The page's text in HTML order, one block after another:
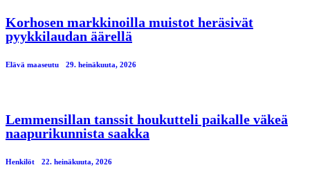
Korhosen markkinoilla muistot heräsivät
pyykkilaudan äärellä
Elävä maaseutu 29. heinäkuuta, 2026
Lemmensillan tanssit houkutteli paikalle väkeä
naapurikunnista saakka
Henkilöt 22. heinäkuuta, 2026